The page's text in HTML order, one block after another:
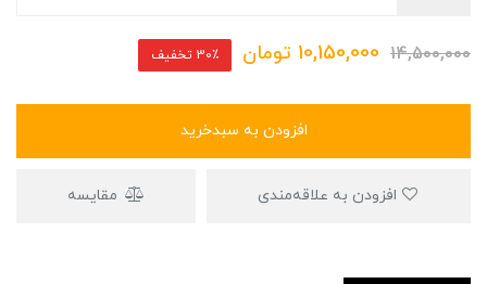
14,500,000
10,150,000 تومان 30٪ تخفیف
افزودن به سبدخرید
مقایسه